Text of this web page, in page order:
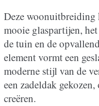
Deze
mooie glaspartijen,
de tuin en de
element vormt een
moderne stijl van de
een zadeldak
creëren.